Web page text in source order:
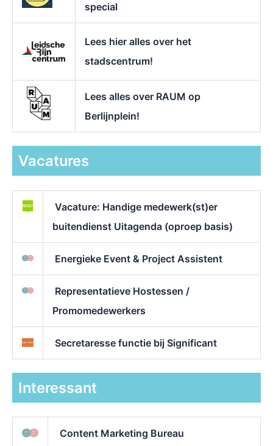
special
Lees hier alles over het
stadscentrum!
Lees alles over RAUM op
Berlijnplein!
Vacatures
Vacature: Handige medewerk(st)er
buitendienst Uitagenda (oproep basis)
Energieke Event & Project Assistent
Representatieve Hostessen /
Promomedewerkers
Secretaresse functie bij Significant
Interessant
Content Marketing Bureau